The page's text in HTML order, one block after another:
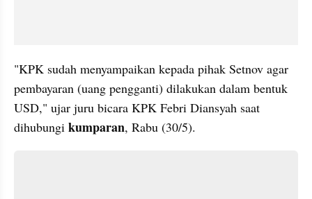
"KPK sudah menyampaikan kepada pihak Setnov agar
pembayaran (uang pengganti) dilakukan dalam bentuk
USD," ujar juru bicara KPK Febri Diansyah saat
dihubungi kumparan, Rabu (30/5).